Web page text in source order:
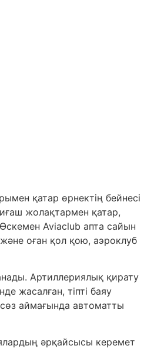
қатар өрнектің бейнесі
жолақтармен қатар,
Aviaclub апта сайын
және оған қол қою, аэроклуб
Артиллериялық қирату
жасалған, тіпті баяу
аймағында автоматты
әрқайсысы керемет